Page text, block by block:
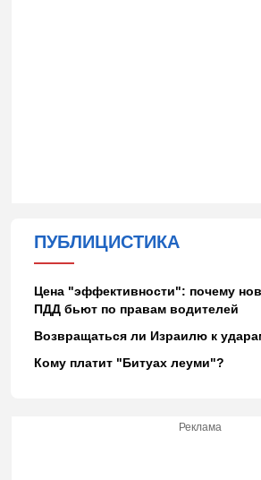
ПУБЛИЦИСТИКА
Цена "эффективности": почему
ПДД бьют по правам водителей
Возвращаться ли Израилю к
Кому платит "Битуах леуми"?
Реклама